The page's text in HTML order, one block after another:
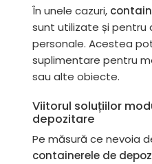
În unele cazuri,
sunt utilizate și pentru
personale. Acestea
suplimentare pentru
sau alte obiecte.
Viitorul soluțiilor
depozitare
Pe măsură ce nevoia
containerele de